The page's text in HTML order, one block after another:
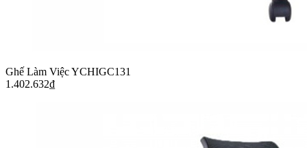
Ghế Làm Việc YCHIGC131
1.402.632₫